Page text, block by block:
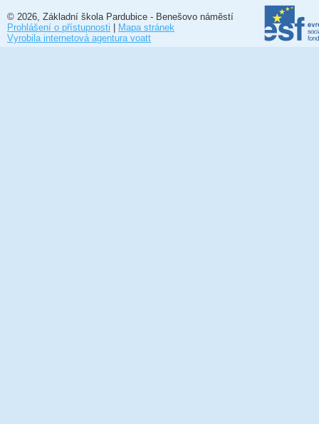
© 2026, Základní škola Pardubice - Benešovo náměstí
Prohlášení o přístupnosti | Mapa stránek
Vyrobila internetová agentura voatt